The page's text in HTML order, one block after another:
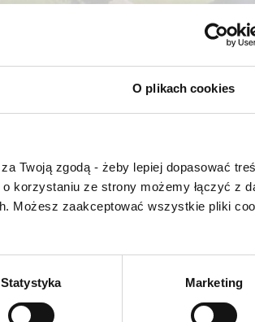
O plikach cookies
Twoją zgodą - żeby lepiej dopasować
korzystaniu ze strony możemy łączyć z
Możesz zaakceptować wszystkie pliki
Statystyka Marketing